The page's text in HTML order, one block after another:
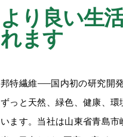
より良い生
れます
邦特繊維——国内初の研究開
ずっと天然、緑色、健康、
います。当社は山東省青島